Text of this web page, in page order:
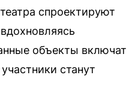
спроектируют
объекты включат
станут